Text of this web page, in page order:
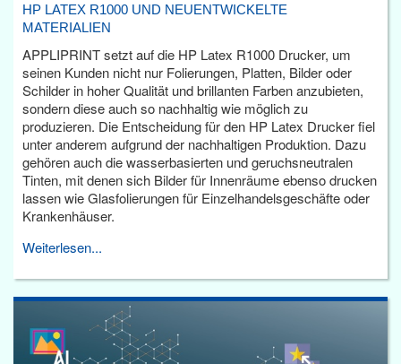
HP LATEX R1000 UND NEUENTWICKELTE
MATERIALIEN
APPLIPRINT setzt auf die HP Latex R1000 Drucker, um
seinen Kunden nicht nur Folierungen, Platten, Bilder oder
Schilder in hoher Qualität und brillanten Farben anzubieten,
sondern diese auch so nachhaltig wie möglich zu
produzieren. Die Entscheidung für den HP Latex Drucker fiel
unter anderem aufgrund der nachhaltigen Produktion. Dazu
gehören auch die wasserbasierten und geruchsneutralen
Tinten, mit denen sich Bilder für Innenräume ebenso drucken
lassen wie Glasfolierungen für Einzelhandelsgeschäfte oder
Krankenhäuser.
Weiterlesen...